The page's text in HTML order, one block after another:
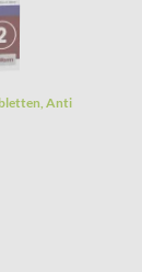
Anti